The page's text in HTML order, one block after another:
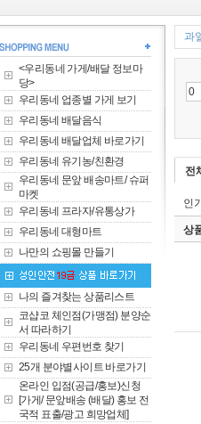
<우리동네 가게/배달 정보마
당>
우리동네 업종별 가게 보기
우리동네 배달음식
우리동네 배달업체 바로가기
우리동네 유기농/친환경
우리동네 문앞 배송마트/ 슈퍼
마켓
우리동네 프라자/유통상가
우리동네 대형마트
나만의 쇼핑몰 만들기
나의 즐겨찾는 상품리스트
코샵코 체인점(가맹점) 분양순
서 따라하기
우리동네 우편번호 찾기
25개 분야별사이트 바로가기
온라인 입점(공급/홍보)신청
[가게/ 문앞배송 (배달) 홍보 전
국적 표출/광고 희망업체]
과
전
인
상